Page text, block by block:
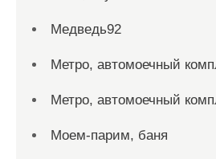
Медведь92
Метро, автомоечный
Метро, автомоечный
Моем-парим, баня